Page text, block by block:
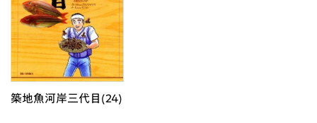
築地魚河岸三代目(24)